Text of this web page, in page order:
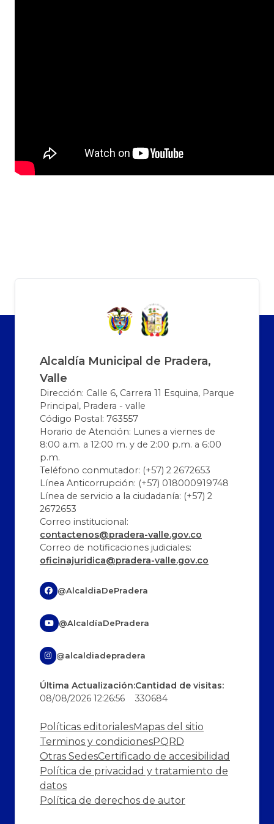
Alcaldía Municipal de Pradera,
Valle
Dirección: Calle 6, Carrera 11 Esquina, Parque
Principal, Pradera - valle
Código Postal: 763557
Horario de Atención: Lunes a viernes de
8:00 a.m. a 12:00 m. y de 2:00 p.m. a 6:00
p.m.
Teléfono conmutador: (+57) 2 2672653
Línea Anticorrupción: (+57) 018000919748
Línea de servicio a la ciudadanía: (+57) 2
2672653
Correo institucional:
contactenos@pradera-valle.gov.co
Correo de notificaciones judiciales:
oficinajuridica@pradera-valle.gov.co
@AlcaldiaDePradera
@AlcaldíaDePradera
@alcaldiadepradera
Última Actualización:
08/08/2026 12:26:56
Cantidad de visitas:
330684
Políticas editorialesMapas del sitio
Terminos y condicionesPQRD
Otras SedesCertificado de accesibilidad
Política de privacidad y tratamiento de
datos
Política de derechos de autor